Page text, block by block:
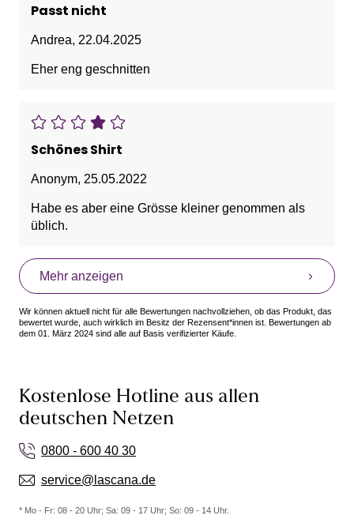
Passt nicht
Andrea, 22.04.2025
Eher eng geschnitten
Schönes Shirt
Anonym, 25.05.2022
Habe es aber eine Grösse kleiner genommen als
üblich.
Mehr anzeigen
Wir können aktuell nicht für alle Bewertungen nachvollziehen, ob das Produkt, das
bewertet wurde, auch wirklich im Besitz der Rezensent*innen ist. Bewertungen ab
dem 01. März 2024 sind alle auf Basis verifizierter Käufe.
Kostenlose Hotline aus allen
deutschen Netzen
0800 - 600 40 30
service@lascana.de
* Mo - Fr: 08 - 20 Uhr; Sa: 09 - 17 Uhr; So: 09 - 14 Uhr.